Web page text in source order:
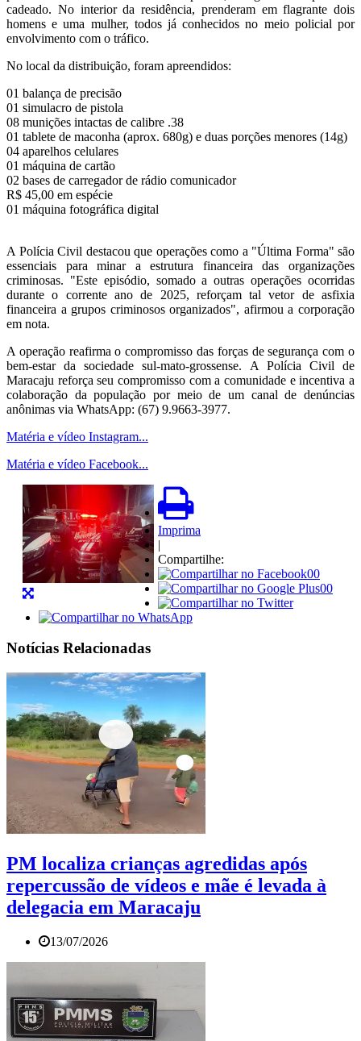
cadeado. No interior da residência, prenderam em flagrante dois
homens e uma mulher, todos já conhecidos no meio policial por
envolvimento com o tráfico.
No local da distribuição, foram apreendidos:
01 balança de precisão
01 simulacro de pistola
08 munições intactas de calibre .38
01 tablete de maconha (aprox. 680g) e duas porções menores (14g)
04 aparelhos celulares
01 máquina de cartão
02 bases de carregador de rádio comunicador
R$ 45,00 em espécie
01 máquina fotográfica digital
A Polícia Civil destacou que operações como a "Última Forma" são
essenciais para minar a estrutura financeira das organizações
criminosas. "Este episódio, somado a outras operações ocorridas
durante o corrente ano de 2025, reforçam tal vetor de asfixia
financeira a grupos criminosos organizados", afirmou a corporação
em nota.
A operação reafirma o compromisso das forças de segurança com o
bem-estar da sociedade sul-mato-grossense. A Polícia Civil de
Maracaju reforça seu compromisso com a comunidade e incentiva a
colaboração da população por meio de um canal de denúncias
anônimas via WhatsApp: (67) 9.9663-3977.
Matéria e vídeo Instagram...
Matéria e vídeo Facebook...
Imprima
|
Compartilhe:
00
00
Notícias Relacionadas
PM localiza crianças agredidas após
repercussão de vídeos e mãe é levada à
delegacia em Maracaju
13/07/2026